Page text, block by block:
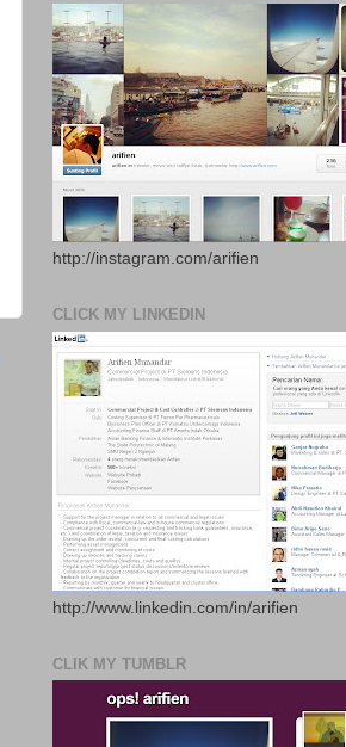
http://instagram.com/arifien
CLICK MY LINKEDIN
http://www.linkedin.com/in/arifien
CLIK MY TUMBLR